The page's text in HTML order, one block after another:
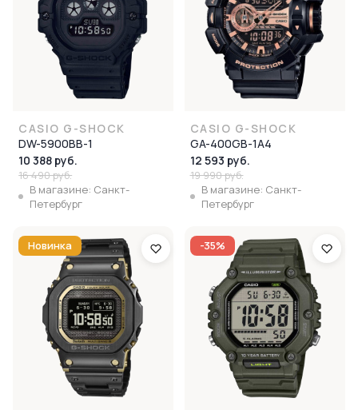
CASIO G-SHOCK
DW-5900BB-1
10 388 руб.
16 490 руб.
В магазине: Санкт-
Петербург
CASIO G-SHOCK
GA-400GB-1A4
12 593 руб.
19 990 руб.
В магазине: Санкт-
Петербург
Новинка -35%